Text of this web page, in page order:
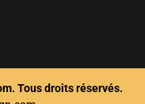
Tous droits réservés.